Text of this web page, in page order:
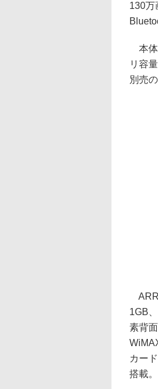
130万
本体
リ容
別売
1GB
素背
カー
搭載。